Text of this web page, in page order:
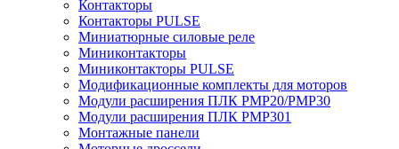
Контакторы
Контакторы PULSE
Миниатюрные силовые реле
Миниконтакторы
Миниконтакторы PULSE
Модификационные комплекты для моторов
Модули расширения ПЛК PMP20/PMP30
Модули расширения ПЛК PMP301
Монтажные панели